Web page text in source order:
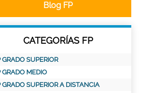
Blog FP
CATEGORÍAS FP
GRADO SUPERIOR
GRADO MEDIO
GRADO SUPERIOR A DISTANCIA